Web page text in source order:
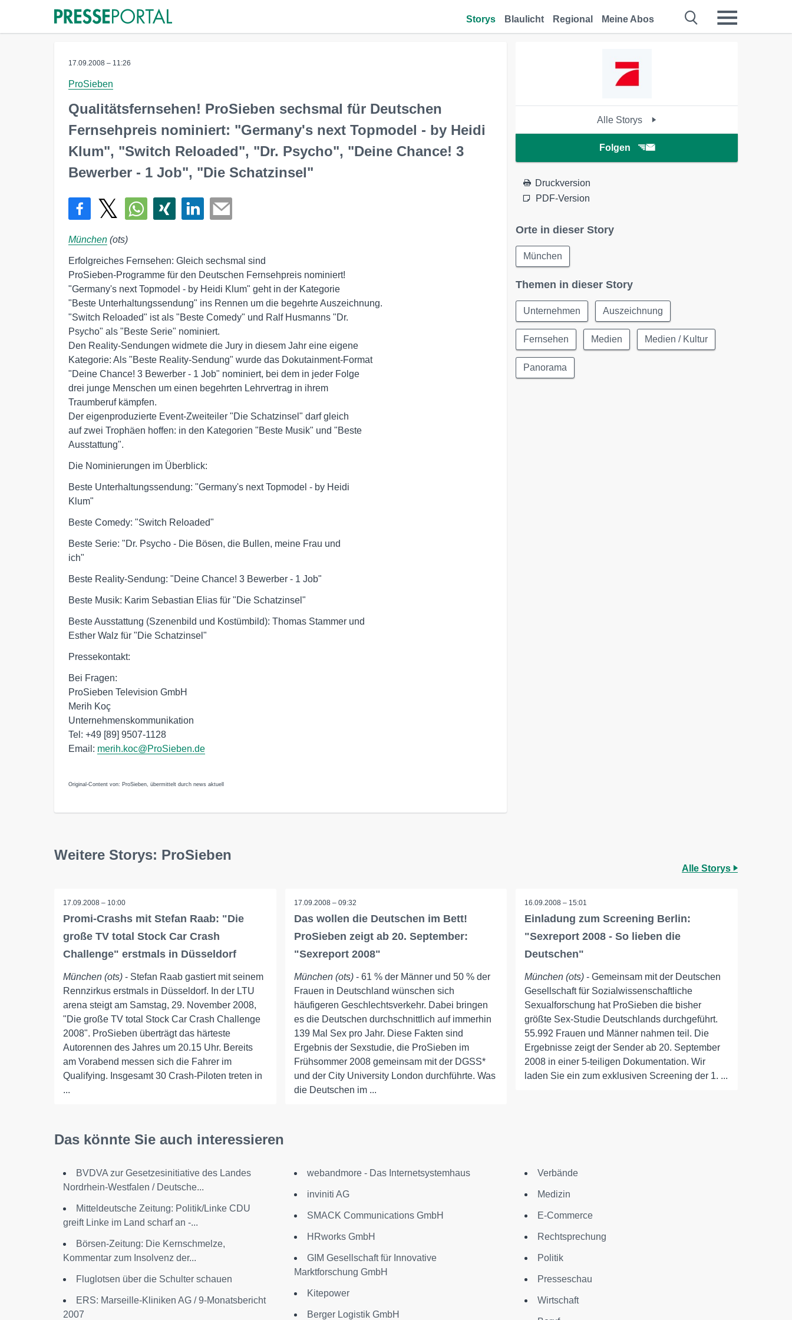
Storys Blaulicht Regional Meine Abos
17.09.2008 – 11:26
ProSieben
Qualitätsfernsehen! ProSieben sechsmal für Deutschen
Fernsehpreis nominiert: "Germany's next Topmodel - by Heidi
Klum", "Switch Reloaded", "Dr. Psycho", "Deine Chance! 3
Bewerber - 1 Job", "Die Schatzinsel"
München (ots)
Erfolgreiches Fernsehen: Gleich sechsmal sind
ProSieben-Programme für den Deutschen Fernsehpreis nominiert!
"Germany's next Topmodel - by Heidi Klum" geht in der Kategorie
"Beste Unterhaltungssendung" ins Rennen um die begehrte Auszeichnung.
"Switch Reloaded" ist als "Beste Comedy" und Ralf Husmanns "Dr.
Psycho" als "Beste Serie" nominiert.
Den Reality-Sendungen widmete die Jury in diesem Jahr eine eigene
Kategorie: Als "Beste Reality-Sendung" wurde das Dokutainment-Format
"Deine Chance! 3 Bewerber - 1 Job" nominiert, bei dem in jeder Folge
drei junge Menschen um einen begehrten Lehrvertrag in ihrem
Traumberuf kämpfen.
Der eigenproduzierte Event-Zweiteiler "Die Schatzinsel" darf gleich
auf zwei Trophäen hoffen: in den Kategorien "Beste Musik" und "Beste
Ausstattung".
Die Nominierungen im Überblick:
Beste Unterhaltungssendung: "Germany's next Topmodel - by Heidi
Klum"
Beste Comedy: "Switch Reloaded"
Beste Serie: "Dr. Psycho - Die Bösen, die Bullen, meine Frau und
ich"
Beste Reality-Sendung: "Deine Chance! 3 Bewerber - 1 Job"
Beste Musik: Karim Sebastian Elias für "Die Schatzinsel"
Beste Ausstattung (Szenenbild und Kostümbild): Thomas Stammer und
Esther Walz für "Die Schatzinsel"
Pressekontakt:
Bei Fragen:
ProSieben Television GmbH
Merih Koç
Unternehmenskommunikation
Tel: +49 [89] 9507-1128
Email: merih.koc@ProSieben.de
Original-Content von: ProSieben, übermittelt durch news aktuell
Alle Storys
Folgen
Druckversion
PDF-Version
Orte in dieser Story
München
Themen in dieser Story
Unternehmen Auszeichnung
Fernsehen Medien Medien / Kultur
Panorama
Weitere Storys: ProSieben
Alle Storys
17.09.2008 – 10:00
Promi-Crashs mit Stefan Raab: "Die
große TV total Stock Car Crash
Challenge" erstmals in Düsseldorf
München (ots) - Stefan Raab gastiert mit seinem
Rennzirkus erstmals in Düsseldorf. In der LTU
arena steigt am Samstag, 29. November 2008,
"Die große TV total Stock Car Crash Challenge
2008". ProSieben überträgt das härteste
Autorennen des Jahres um 20.15 Uhr. Bereits
am Vorabend messen sich die Fahrer im
Qualifying. Insgesamt 30 Crash-Piloten treten in
...
17.09.2008 – 09:32
Das wollen die Deutschen im Bett!
ProSieben zeigt ab 20. September:
"Sexreport 2008"
München (ots)- 61 % der Männer und 50 % der
Frauen in Deutschland wünschen sich
häufigeren Geschlechtsverkehr. Dabei bringen
es die Deutschen durchschnittlich auf immerhin
139 Mal Sex pro Jahr. Diese Fakten sind
Ergebnis der Sexstudie, die ProSieben im
Frühsommer 2008 gemeinsam mit der DGSS*
und der City University London durchführte. Was
die Deutschen im ...
16.09.2008 – 15:01
Einladung zum Screening Berlin:
"Sexreport 2008 - So lieben die
Deutschen"
München (ots) - Gemeinsam mit der Deutschen
Gesellschaft für Sozialwissenschaftliche
Sexualforschung hat ProSieben die bisher
größte Sex-Studie Deutschlands durchgeführt.
55.992 Frauen und Männer nahmen teil. Die
Ergebnisse zeigt der Sender ab 20. September
2008 in einer 5-teiligen Dokumentation. Wir
laden Sie ein zum exklusiven Screening der 1. ...
Das könnte Sie auch interessieren
BVDVA zur Gesetzesinitiative des Landes
Nordrhein-Westfalen / Deutsche...
Mitteldeutsche Zeitung: Politik/Linke CDU
greift Linke im Land scharf an -...
Börsen-Zeitung: Die Kernschmelze,
Kommentar zum Insolvenz der...
Fluglotsen über die Schulter schauen
ERS: Marseille-Kliniken AG / 9-Monatsbericht
2007
webandmore - Das Internetsystemhaus
inviniti AG
SMACK Communications GmbH
HRworks GmbH
GIM Gesellschaft für Innovative
Marktforschung GmbH
Kitepower
Berger Logistik GmbH
Verbände
Medizin
E-Commerce
Rechtsprechung
Politik
Presseschau
Wirtschaft